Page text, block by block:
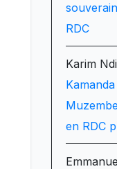
RDC
Karim
en RDC